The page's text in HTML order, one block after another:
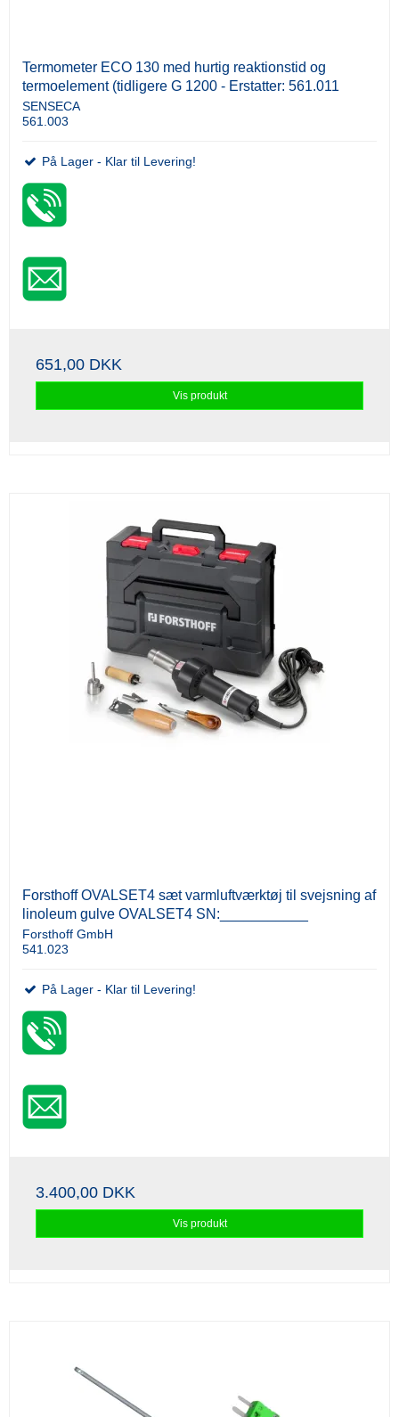
Termometer ECO 130 med hurtig reaktionstid og
termoelement (tidligere G 1200 - Erstatter: 561.011
SENSECA
561.003
På Lager - Klar til Levering!
651,00 DKK
Vis produkt
Forsthoff OVALSET4 sæt varmluftværktøj til svejsning af
linoleum gulve OVALSET4 SN:___________
Forsthoff GmbH
541.023
På Lager - Klar til Levering!
3.400,00 DKK
Vis produkt